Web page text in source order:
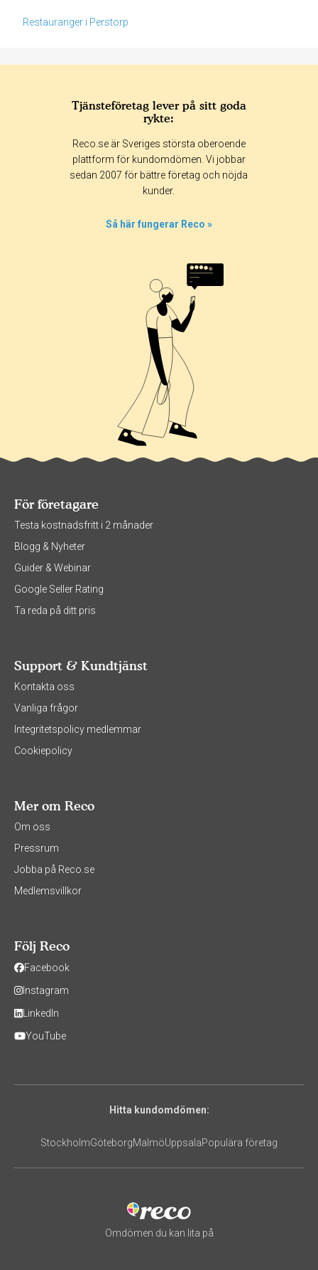
Restauranger i Perstorp
365 dagar 90 dagar
30 dagar
Tjänsteföretag lever på sitt goda
rykte:
Reco.se är Sveriges största oberoende
plattform för kundomdömen. Vi jobbar
sedan 2007 för bättre företag och nöjda
kunder.
Så här fungerar Reco »
För företagare
Testa kostnadsfritt i 2 månader
Blogg & Nyheter
Guider & Webinar
Google Seller Rating
Ta reda på ditt pris
Support & Kundtjänst
Kontakta oss
Vanliga frågor
Integritetspolicy medlemmar
Cookiepolicy
Mer om Reco
Om oss
Pressrum
Jobba på Reco.se
Medlemsvillkor
Följ Reco
Facebook
Instagram
LinkedIn
YouTube
Hitta kundomdömen:
StockholmGöteborgMalmöUppsalaPopulära företag
Omdömen du kan lita på